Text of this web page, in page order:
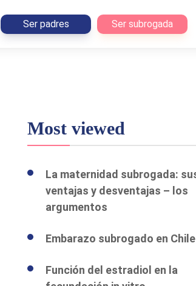
Ser padres Ser subrogada
Most viewed
La maternidad subrogada:
ventajas y desventajas – los
argumentos
Embarazo subrogado en Chile
Función del estradiol en la